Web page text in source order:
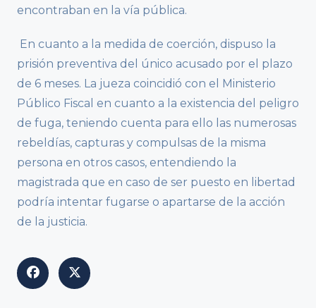
encontraban en la vía pública.
En cuanto a la medida de coerción, dispuso la
prisión preventiva del único acusado por el plazo
de 6 meses. La jueza coincidió con el Ministerio
Público Fiscal en cuanto a la existencia del peligro
de fuga, teniendo cuenta para ello las numerosas
rebeldías, capturas y compulsas de la misma
persona en otros casos, entendiendo la
magistrada que en caso de ser puesto en libertad
podría intentar fugarse o apartarse de la acción
de la justicia.